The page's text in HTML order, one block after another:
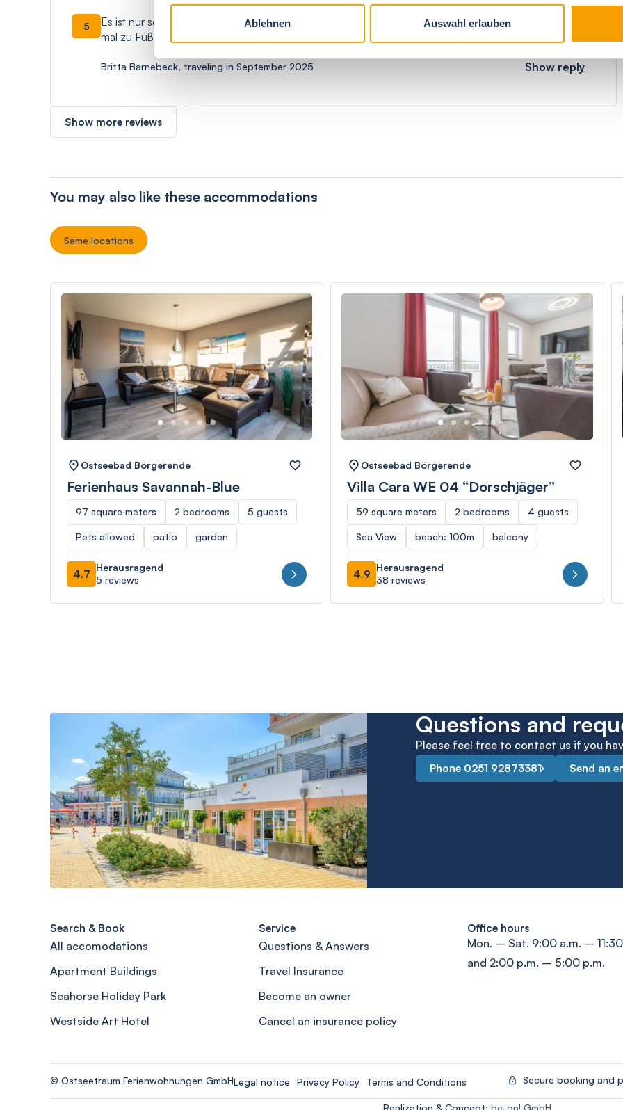
Ablehnen Auswahl erlauben
5
Es ist nur schade, dass es nur einen Bäcker im Ort gibt. Die Brötchen waren gut, ich wäre nur gern
mal zu Fuß gegangen.
Britta Barnebeck, traveling in September 2025 Show reply
Show more reviews
You may also like these accommodations
Same locations
Ostseebad Börgerende
Ferienhaus Savannah-Blue
97 square meters 2 bedrooms 5 guests
Pets allowed patio garden
4.7
Herausragend
5 reviews
Ostseebad Börgerende
Villa Cara WE 04 “Dorschjäger”
59 square meters 2 bedrooms 4 guests
Sea View beach: 100m balcony
4.9
Herausragend
38 reviews
Questions and
Please feel free to contact us if you
Phone 0251 92873381 Send an
Search & Book
All accomodations
Apartment Buildings
Seahorse Holiday Park
Westside Art Hotel
Service
Questions & Answers
Travel Insurance
Become an owner
Cancel an insurance policy
Office hours
Mon. – Sat. 9:00 a.m. –
and 2:00 p.m. – 5:00 p.m.
© Ostseetraum Ferienwohnungen GmbHLegal notice Privacy Policy Terms and Conditions Secure booking and
Realization & Concept: be-on! GmbH